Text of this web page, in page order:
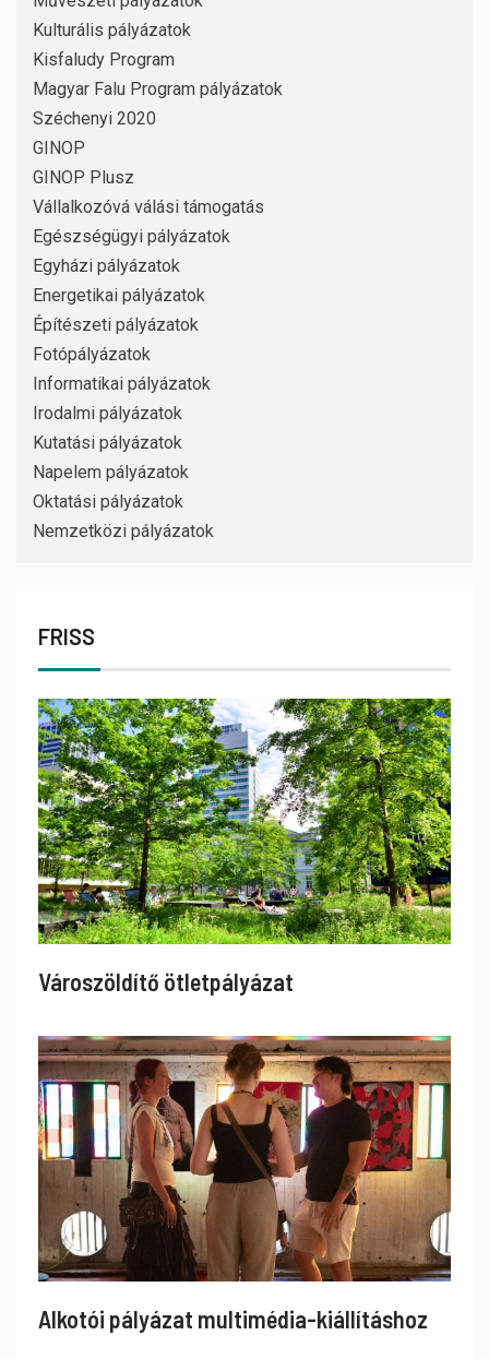
Kulturális pályázatok
Kisfaludy Program
Magyar Falu Program pályázatok
Széchenyi 2020
GINOP
GINOP Plusz
Vállalkozóvá válási támogatás
Egészségügyi pályázatok
Egyházi pályázatok
Energetikai pályázatok
Építészeti pályázatok
Fotópályázatok
Informatikai pályázatok
Irodalmi pályázatok
Kutatási pályázatok
Napelem pályázatok
Oktatási pályázatok
Nemzetközi pályázatok
FRISS
Városzöldítő ötletpályázat
Alkotói pályázat multimédia-kiállításhoz